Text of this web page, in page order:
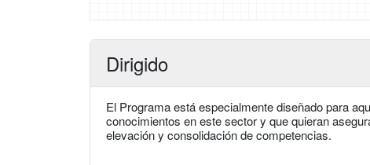
Dirigido
El Programa está especialmente diseñado para
conocimientos en este sector y que quieran
elevación y consolidación de competencias.